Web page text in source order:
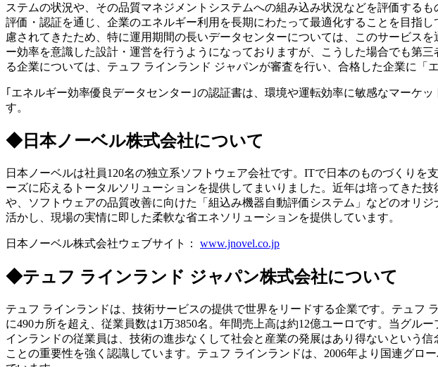
ステムの状況や、その品質マネジメントシステムへの組み込み状況などを評価する
評価・認証を通じ、企業のエネルギー利用を長期にわたって最適化することを目指
慮されてきたため、特に運用期間の長いデータセンターについては、このサービス
ー効率を意識した設計・運営を行うようになっておりますが、こうした場合でも第
る企業については、テュフ ラインランド ジャパンが審査を行い、合格した企業に「
｢エネルギー効率優良データセンター｣の認証書は、環境や運転効率に敏感なマーケ
す。
◆日本ノーベル株式会社について
日本ノーベルは社員120名の独立系ソフトウェア会社です。ITで日本のものづくり
ーズに応えるトータルソリューションを提供してまいりました。近年は培ってきた
や、ソフトウェアの品質改善に向けた「組込み機器自動評価システム」などのオリ
活かし、現場の実情に即した柔軟な省エネソリューションを提供しています。
日本ノーベル株式会社ウェブサイト： www.jnovel.co.jp
◆テュフ ラインランド ジャパン株式会社について
テュフ ラインランドは、技術サービスの提供で世界をリードする企業です。テュフ
に490カ所を超え、従業員数は1万3850名。年間売上高は約12億ユーロです。当グル
インランドの従業員は、技術の進歩なくして社会と産業の発展はあり得ないという
ことの重要性を強く認識しています。テュフ ラインランドは、2006年より国連グロ